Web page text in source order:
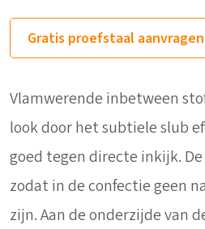
Gratis proefstaal aanvragen
Vlamwerende inbetween
look door het subtiele slub
goed tegen directe inkijk.
zodat in de confectie geen
zijn. Aan de onderzijde van